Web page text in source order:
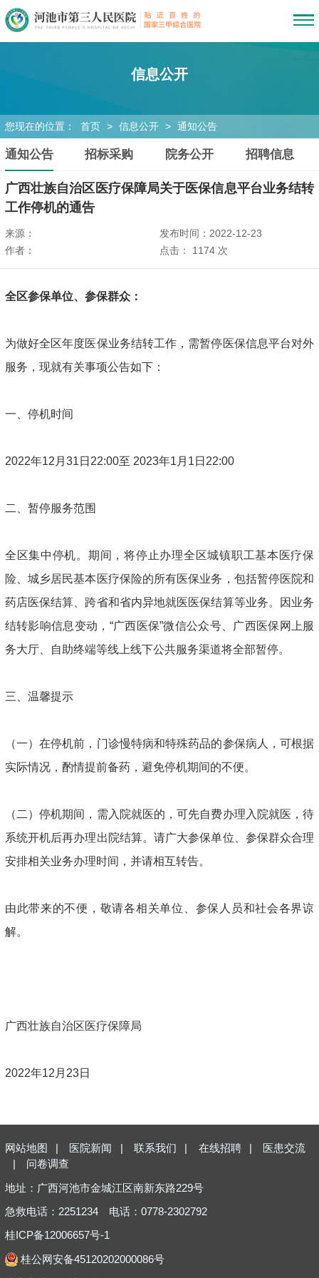
信息公开
您现在的位置： 首页 > 信息公开 > 通知公告
通知公告 招标采购 院务公开 招聘信息
广西壮族自治区医疗保障局关于医保信息平台业务结转
工作停机的通告
来源：
发布时间：2022-12-23
作者：
点击： 1174 次
全区参保单位、参保群众：
为做好全区年度医保业务结转工作，需暂停医保信息平台对外
服务，现就有关事项公告如下：
一、停机时间
2022年12月31日22:00至 2023年1月1日22:00
二、暂停服务范围
全区集中停机。期间，将停止办理全区城镇职工基本医疗保
险、城乡居民基本医疗保险的所有医保业务，包括暂停医院和
药店医保结算、跨省和省内异地就医医保结算等业务。因业务
结转影响信息变动，“广西医保”微信公众号、广西医保网上服
务大厅、自助终端等线上线下公共服务渠道将全部暂停。
三、温馨提示
（一）在停机前，门诊慢特病和特殊药品的参保病人，可根据
实际情况，酌情提前备药，避免停机期间的不便。
（二）停机期间，需入院就医的，可先自费办理入院就医，待
系统开机后再办理出院结算。请广大参保单位、参保群众合理
安排相关业务办理时间，并请相互转告。
由此带来的不便，敬请各相关单位、参保人员和社会各界谅
解。
广西壮族自治区医疗保障局
2022年12月23日
网站地图 医院新闻 联系我们 在线招聘
医患交流
问卷调查
地址：广西河池市金城江区南新东路229号
急救电话：2251234 电话：0778-2302792
桂ICP备12006657号-1
桂公网安备45120202000086号